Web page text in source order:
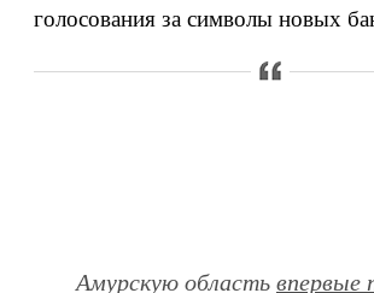
голосования за символы новых
Амурскую область впервые